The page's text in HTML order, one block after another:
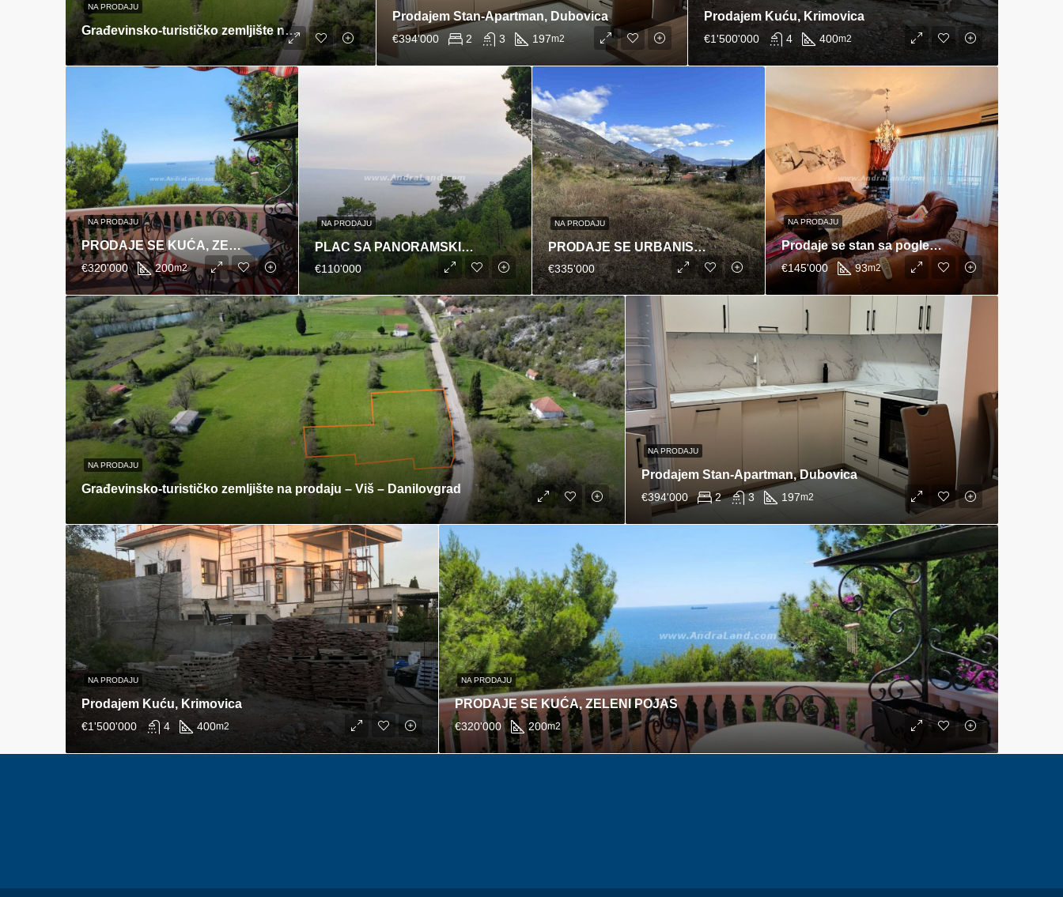
NA PRODAJU
Građevinsko-turističko zemljište na prodaju – Viš – Danilovgrad
Prodajem Stan-Apartman, Dubovica
€394'000 2 3 197m2
Prodajem Kuću, Krimovica
€1'500'000 4 400m2
NA PRODAJU
PRODAJE SE KUĆA, ZELENI POJAS
€320'000 200m2
NA PRODAJU
PLAC SA PANORAMSKIM POGLEDOM NA GRAD I MORE,BAR
€110'000
NA PRODAJU
PRODAJE SE URBANISTIČKA PARCELA, SUTOMORE
€335'000
NA PRODAJU
Prodaje se stan sa pogledom na more, Utjeha
€145'000 93m2
NA PRODAJU
Građevinsko-turističko zemljište na prodaju – Viš – Danilovgrad
NA PRODAJU
Prodajem Stan-Apartman, Dubovica
€394'000 2 3 197m2
NA PRODAJU
Prodajem Kuću, Krimovica
€1'500'000 4 400m2
NA PRODAJU
PRODAJE SE KUĆA, ZELENI POJAS
€320'000 200m2